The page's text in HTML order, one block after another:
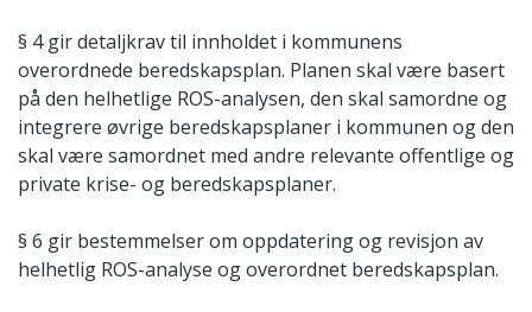
§ 4 gir detaljkrav til innholdet i kommunens
overordnede beredskapsplan. Planen skal være basert
på den helhetlige ROS-analysen, den skal samordne og
integrere øvrige beredskapsplaner i kommunen og den
skal være samordnet med andre relevante offentlige og
private krise- og beredskapsplaner.
§ 6 gir bestemmelser om oppdatering og revisjon av
helhetlig ROS-analyse og overordnet beredskapsplan.